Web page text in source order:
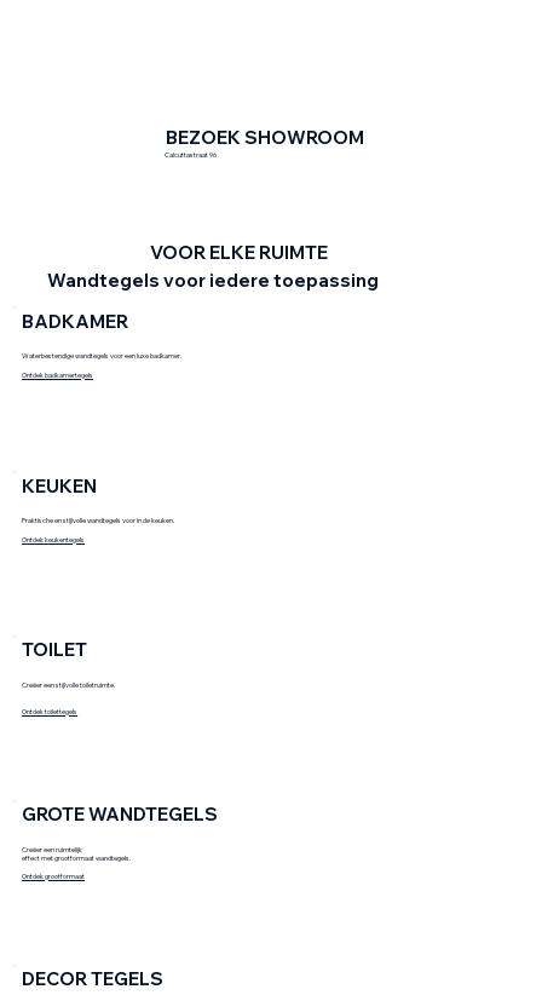
BEZOEK SHOWROOM
Calcuttastraat 96
VOOR ELKE RUIMTE
Wandtegels voor iedere toepassing
BADKAMER
Waterbestendige wandtegels voor een luxe badkamer.
Ontdek badkamertegels
KEUKEN
Praktische en stijlvolle wandtegels voor in de keuken.
Ontdek keukentegels
TOILET
Creëer een stijlvolle toiletruimte.
Ontdek toilettegels
GROTE WANDTEGELS
Creëer een ruimtelijk
effect met grootformaat wandtegels.
Ontdek grootformaat
DECOR TEGELS